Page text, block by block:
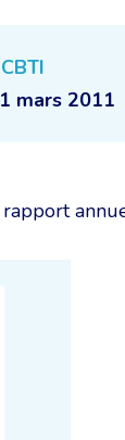
1 mars 2011